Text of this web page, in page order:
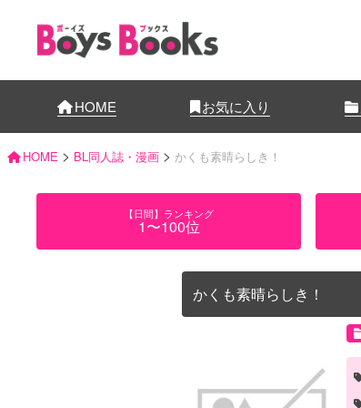
HOME お気に入り
HOME > BL同人誌・漫画 > かくも素晴らしき！
【日間】ランキング
1〜100位
かくも素晴らしき！